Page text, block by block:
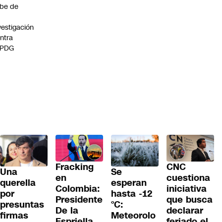
de
Una
querella
por
presuntas
firmas
Fracking
en
Colombia:
Presidente
De la
Se
esperan
hasta -12
°C:
Meteorolo
CNC
cuestiona
iniciativa
que busca
declarar